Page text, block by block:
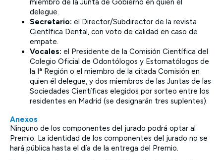
miembro de la Junta de Gobierno en quien él
delegue.
Secretario: el Director/Subdirector de la revista
Científica Dental, con voto de calidad en caso de
empate.
Vocales: el Presidente de la Comisión Científica del
Colegio Oficial de Odontólogos y Estomatólogos de
la Iª Región o el miembro de la citada Comisión en
quien él delegue, y dos miembros de las Juntas de las
Sociedades Científicas elegidos por sorteo entre los
residentes en Madrid (se designarán tres suplentes).
Anexos
Ninguno de los componentes del jurado podrá optar al
Premio. La identidad de los componentes del jurado no se
hará pública hasta el día de la entrega del Premio.